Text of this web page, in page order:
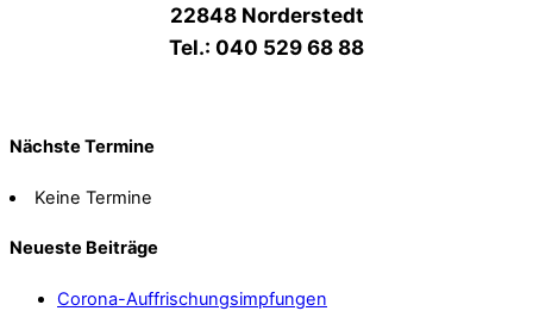
22848 Norderstedt
Tel.: 040 529 68 88
Nächste Termine
Keine Termine
Neueste Beiträge
Corona-Auffrischungsimpfungen